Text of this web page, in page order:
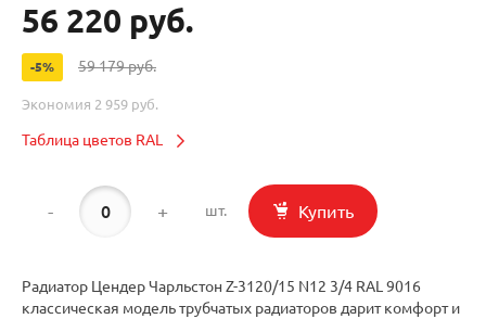
56 220 руб.
-5% 59 179 руб.
Экономия 2 959 руб.
Таблица цветов RAL
- + шт. Купить
Радиатор Цендер Чарльстон Z-3120/15 N12 3/4 RAL 9016
классическая модель трубчатых радиаторов дарит комфорт и